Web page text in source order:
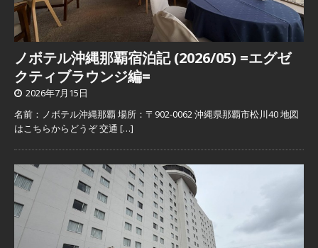
ノボテル沖縄那覇宿泊記 (2026/05) =エグゼ
クティブラウンジ編=
2026年7月15日
名前：ノボテル沖縄那覇 場所：〒902-0062 沖縄県那覇市松川40 地図
はこちらからどうぞ 交通 […]